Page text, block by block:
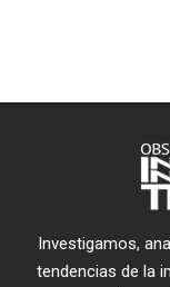
Investigamos,
tendencias de la